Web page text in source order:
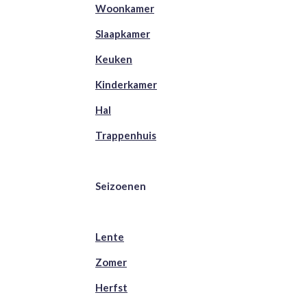
Woonkamer
Slaapkamer
Keuken
Kinderkamer
Hal
Trappenhuis
Seizoenen
Lente
Zomer
Herfst